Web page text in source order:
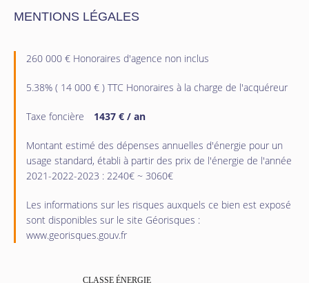
MENTIONS LÉGALES
260 000 € Honoraires d'agence non inclus
5.38% ( 14 000 € ) TTC Honoraires à la charge de l'acquéreur
Taxe foncière 1437 € / an
Montant estimé des dépenses annuelles d'énergie pour un
usage standard, établi à partir des prix de l'énergie de l'année
2021-2022-2023 : 2240€ ~ 3060€
Les informations sur les risques auxquels ce bien est exposé
sont disponibles sur le site Géorisques :
www.georisques.gouv.fr